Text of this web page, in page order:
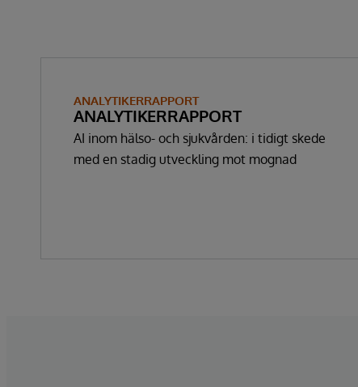
ANALYTIKERRAPPORT
ANALYTIKERRAPPORT
AI inom hälso- och sjukvården: i tidigt skede
med en stadig utveckling mot mognad